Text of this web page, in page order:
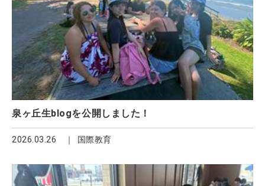
泉ヶ丘生blogを公開しました！
2026.03.26 国際教育